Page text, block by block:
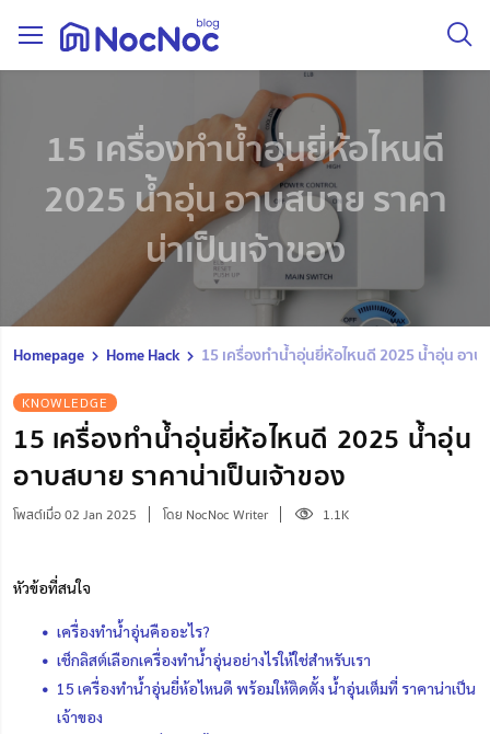
15 เครื่องทําน้ำอุ่นยี่ห้อไหนดี
2025 น้ำอุ่น อาบสบาย ราคา
น่าเป็นเจ้าของ
Homepage Home Hack 15 เครื่องทําน้ำอุ่นยี่ห้อไหนดี 2025 น้ำอุ่น อาบ
KNOWLEDGE
15 เครื่องทําน้ำอุ่นยี่ห้อไหนดี 2025 น้ำอุ่น
อาบสบาย ราคาน่าเป็นเจ้าของ
โพสต์เมื่อ 02 Jan 2025 โดย NocNoc Writer 1.1K
หัวข้อที่สนใจ
เครื่องทำน้ำอุ่นคืออะไร?
เช็กลิสต์เลือกเครื่องทำน้ำอุ่นอย่างไรให้ใช่สำหรับเรา
15 เครื่องทําน้ำอุ่นยี่ห้อไหนดี พร้อมให้ติดตั้ง น้ำอุ่นเต็มที่ ราคาน่าเป็น
เจ้าของ